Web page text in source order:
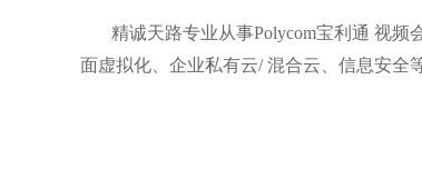
精诚天路专业从事Polycom宝利通 视
面虚拟化、企业私有云/ 混合云、信息安全